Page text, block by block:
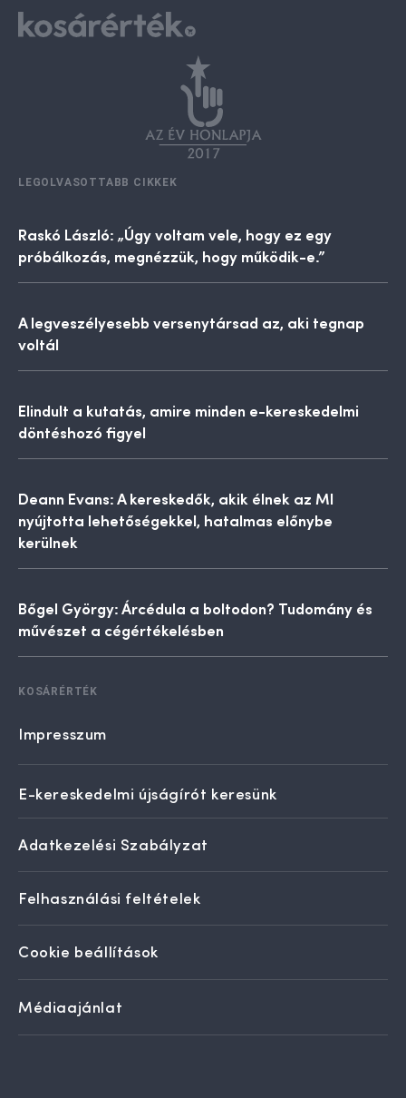
LEGOLVASOTTABB CIKKEK
Raskó László: „Úgy voltam vele, hogy ez egy
próbálkozás, megnézzük, hogy működik-e.”
A legveszélyesebb versenytársad az, aki tegnap
voltál
Elindult a kutatás, amire minden e-kereskedelmi
döntéshozó figyel
Deann Evans: A kereskedők, akik élnek az MI
nyújtotta lehetőségekkel, hatalmas előnybe
kerülnek
Bőgel György: Árcédula a boltodon? Tudomány és
művészet a cégértékelésben
KOSÁRÉRTÉK
Impresszum
E-kereskedelmi újságírót keresünk
Adatkezelési Szabályzat
Felhasználási feltételek
Cookie beállítások
Médiaajánlat